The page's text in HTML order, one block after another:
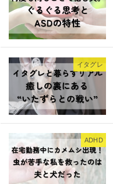
イタグレ
ADHD